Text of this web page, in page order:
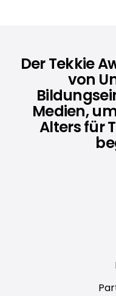
Der Tekkie
von
Medien,
Alters für